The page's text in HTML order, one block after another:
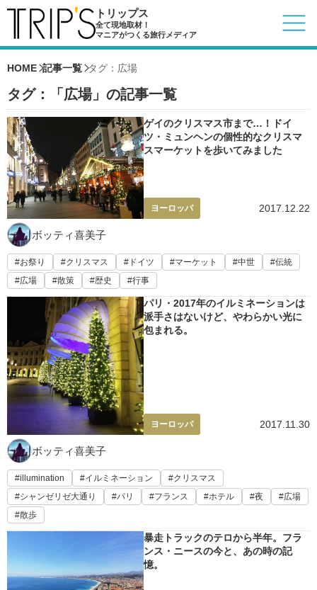
トリップス
全て現地取材！
マニアがつくる旅行メディア
HOME 記事一覧 タグ：広場
タグ：「広場」の記事一覧
ゲイのクリスマス市まで…！ドイ
ツ・ミュンヘンの個性的なクリスマ
スマーケットを歩いてみました
ヨーロッパ 2017.12.22
ボッティ喜美子
お祭り クリスマス ドイツ マーケット 中世
伝統
広場
散策 歴史 行事
パリ・2017年のイルミネーションは
派手さはないけど、やわらかい光に
包まれる。
ヨーロッパ 2017.11.30
ボッティ喜美子
illumination イルミネーション
クリスマス
シャンゼリゼ大通り
パリ フランス ホテル 夜
広場
散歩
暴走トラックのテロから半年。フラ
ンス・ニースの今と、あの時の記
憶。